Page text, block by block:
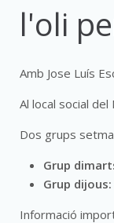
l'oli
Amb Jose Luís
Al local social
Dos grups
Grup
Grup dijous:
Informació